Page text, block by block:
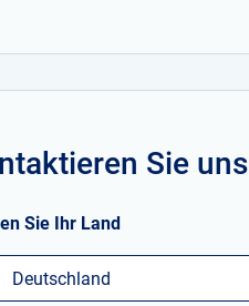
Sie uns
Sie Ihr Land
Deutschland